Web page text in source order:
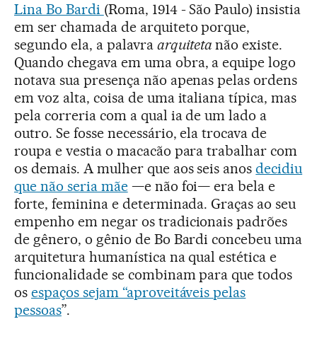
Lina Bo Bardi (Roma, 1914 - São Paulo) insistia
em ser chamada de arquiteto porque,
segundo ela, a palavra arquitetanão existe.
Quando chegava em uma obra, a equipe logo
notava sua presença não apenas pelas ordens
em voz alta, coisa de uma italiana típica, mas
pela correria com a qual ia de um lado a
outro. Se fosse necessário, ela trocava de
roupa e vestia o macacão para trabalhar com
os demais. A mulher que aos seis anosdecidiu
que não seria mãe—e não foi— era bela e
forte, feminina e determinada. Graças ao seu
empenho em negar os tradicionais padrões
de gênero, o gênio de Bo Bardi concebeu uma
arquitetura humanística na qual estética e
funcionalidade se combinam para que todos
os espaços sejam “aproveitáveis pelas
pessoas”.